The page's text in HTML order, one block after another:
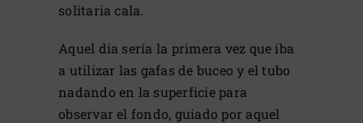
solitaria cala.
Aquel día sería la primera vez que iba
a utilizar las gafas de buceo y el tubo
nadando en la superficie para
observar el fondo, guiado por aquel